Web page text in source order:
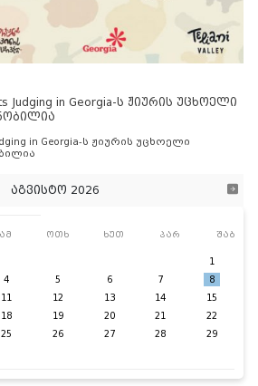
Judging in Georgia-ს ჟიურის უცხოელი
in Georgia-ს ჟიურის უცხოელი
აგვისტო 2026
ოთხ ხუთ პარ შაბ
1
4 5 6 7
8
11 12 13 14
15
18 19 20 21
22
25 26 27 28
29